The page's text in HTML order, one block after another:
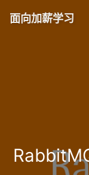
面向加薪学习